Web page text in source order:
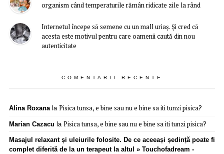
organism când temperaturile rămân ridicate zile la rând
Internetul începe să semene cu un mall uriaș. Și cred că
acesta este motivul pentru care oamenii caută din nou
autenticitate
COMENTARII RECENTE
Alina Roxanala Pisica tunsa, e bine sau nu e bine sa iti tunzi pisica?
Marian Cazacu la Pisica tunsa, e bine sau nu e bine sa iti tunzi pisica?
Masajul relaxant și uleiurile folosite. De ce aceeași ședință poate fi
complet diferită de la un terapeut la altul » Touchofadream -